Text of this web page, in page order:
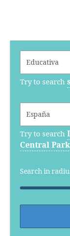
Try to search
Try to search
Central
Search in